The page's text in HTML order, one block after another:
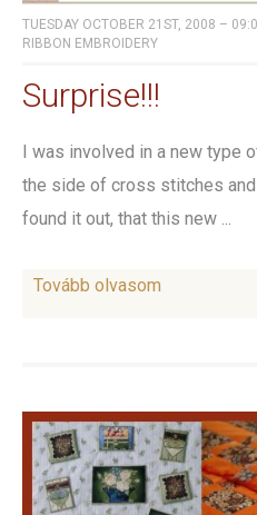
TUESDAY OCTOBER 21ST, 2008 –
RIBBON EMBROIDERY
Surprise!!!
I was involved in a new type
the side of cross stitches
found it out, that this new ...
Tovább olvasom